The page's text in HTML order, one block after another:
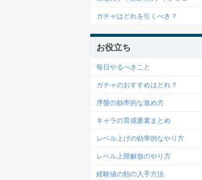
ガチャはどれを引くべき？
お役立ち
毎日やるべきこと
ガチャのおすすめはどれ？
序盤の効率的な進め方
キャラの育成要素まとめ
レベル上げの効率的なやり方
レベル上限解放のやり方
経験値の飴の入手方法